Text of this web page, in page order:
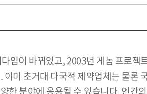
임이 바뀌었고, 2003년 게놈 프로
미 초거대 다국적 제약업체는 물
한 분야에 응용될 수 있습니다. 인